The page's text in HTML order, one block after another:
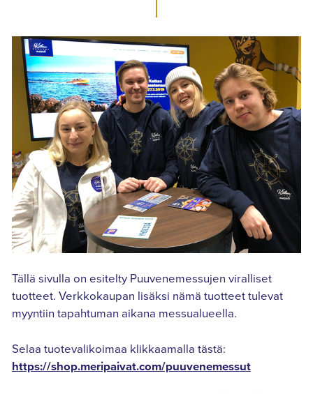
Tällä sivulla on esitelty Puuvenemessujen viralliset
tuotteet. Verkkokaupan lisäksi nämä tuotteet tulevat
myyntiin tapahtuman aikana messualueella.
Selaa tuotevalikoimaa klikkaamalla tästä:
https://shop.meripaivat.com/puuvenemessut